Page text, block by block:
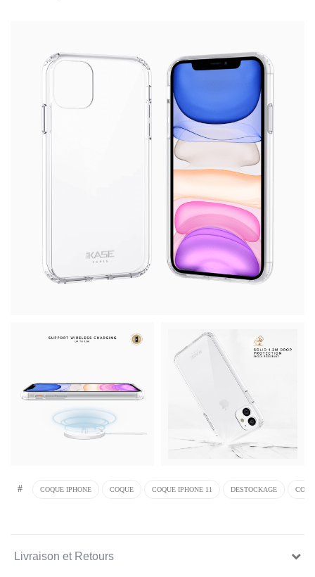
# COQUE IPHONE COQUE COQUE IPHONE 11 DESTOCKAGE
Livraison et Retours